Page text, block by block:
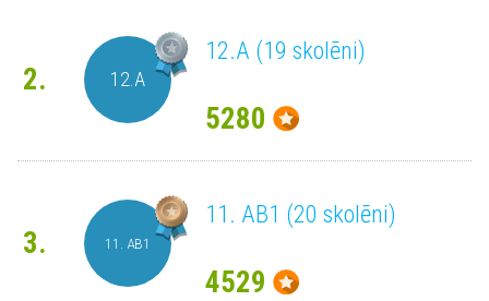
2. 12.A
12.A (19 skolēni)
5280
3. 11. AB1
11. AB1 (20 skolēni)
4529